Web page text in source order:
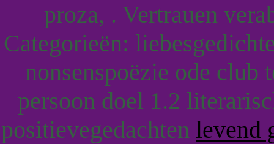
proza, . Vertrauen
Categorieën:
nonsenspoëzie ode club
persoon doel 1.2
positievegedachten levend